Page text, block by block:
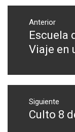
Navegación
entradas
Anterior
Entrada
anterior:
Escuela
Viaje en
Siguiente
Entrada
Culto 8